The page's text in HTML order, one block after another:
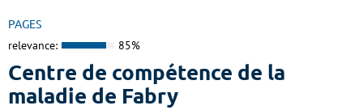
PAGES
relevance: 85%
Centre de compétence de la
maladie de Fabry